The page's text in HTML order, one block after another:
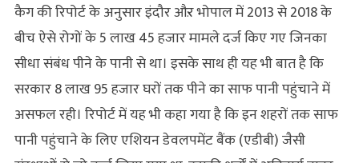
कैग की रिपोर्ट के अनुसार इंदौर औऱ भोपाल में 2013 से 2018 के
बीच ऐसे रोगों के 5 लाख 45 हजार मामले दर्ज किए गए जिनका
सीधा संबंध पीने के पानी से था। इसके साथ ही यह भी बात है कि
सरकार 8 लाख 95 हजार घरों तक पीने का साफ पानी पहुंचाने में
असफल रही। रिपोर्ट में यह भी कहा गया है कि इन शहरों तक साफ
पानी पहुंचाने के लिए एशियन डेवलपमेंट बैंक (एडीबी) जैसी